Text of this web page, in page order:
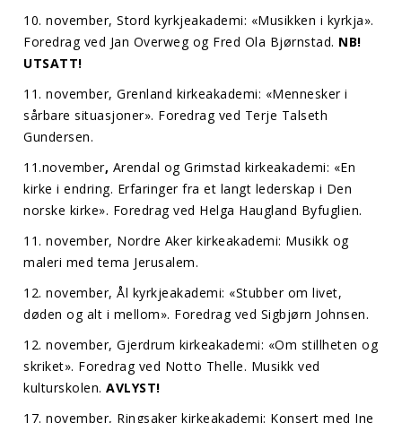
10. november, Stord kyrkjeakademi: «Musikken i kyrkja».
Foredrag ved Jan Overweg og Fred Ola Bjørnstad. NB!
UTSATT!
11. november, Grenland kirkeakademi: «Mennesker i
sårbare situasjoner». Foredrag ved Terje Talseth
Gundersen.
11.november, Arendal og Grimstad kirkeakademi: «En
kirke i endring. Erfaringer fra et langt lederskap i Den
norske kirke». Foredrag ved Helga Haugland Byfuglien.
11. november, Nordre Aker kirkeakademi: Musikk og
maleri med tema Jerusalem.
12. november, Ål kyrkjeakademi: «Stubber om livet,
døden og alt i mellom». Foredrag ved Sigbjørn Johnsen.
12. november, Gjerdrum kirkeakademi: «Om stillheten og
skriket». Foredrag ved Notto Thelle. Musikk ved
kulturskolen. AVLYST!
17. november, Ringsaker kirkeakademi: Konsert med Ine